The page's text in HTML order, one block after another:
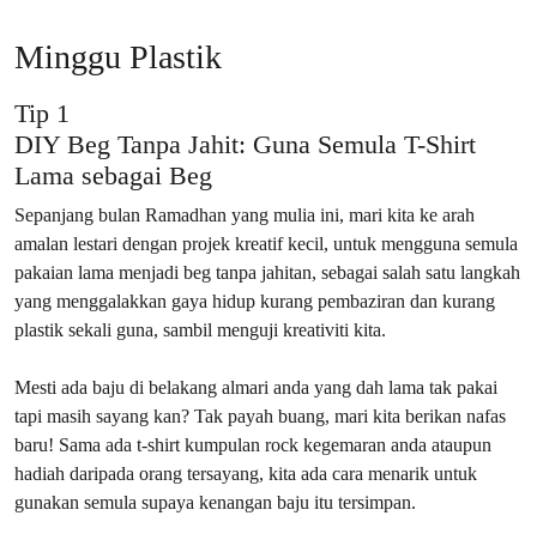
Minggu Plastik
Tip 1
DIY Beg Tanpa Jahit: Guna Semula T-Shirt
Lama sebagai Beg
Sepanjang bulan Ramadhan yang mulia ini, mari kita ke arah
amalan lestari dengan projek kreatif kecil, untuk mengguna semula
pakaian lama menjadi beg tanpa jahitan, sebagai salah satu langkah
yang menggalakkan gaya hidup kurang pembaziran dan kurang
plastik sekali guna, sambil menguji kreativiti kita.
Mesti ada baju di belakang almari anda yang dah lama tak pakai
tapi masih sayang kan? Tak payah buang, mari kita berikan nafas
baru! Sama ada t-shirt kumpulan rock kegemaran anda ataupun
hadiah daripada orang tersayang, kita ada cara menarik untuk
gunakan semula supaya kenangan baju itu tersimpan.